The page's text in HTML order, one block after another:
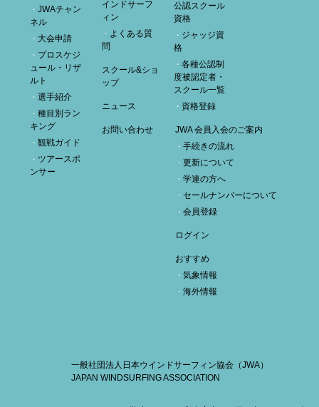
JWAチャン
ネル
大会申請
プロスケジ
ュール・リザ
ルト
選手紹介
種目別ラン
キング
観戦ガイド
ツアースポ
ンサー
インドサーフ
ィン
よくある質
問
スクール&ショ
ップ
ニュース
お問い合わせ
公認スクール
資格
ジャッジ資
格
各種公認制
度被認定者・
スクール一覧
資格登録
JWA 会員入会のご案内
手続きの流れ
更新について
学連の方へ
セールナンバーについて
会員登録
ログイン
おすすめ
気象情報
海外情報
一般社団法人日本ウインドサーフィン協会（JWA）
JAPAN WINDSURFING ASSOCIATION